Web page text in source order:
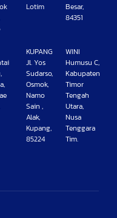
Lotim
Besar,
84351
KUPANG
Jl. Yos
Sudarso,
Osmok,
Namo
Sain ,
Alak,
Kupang,
85224
WINI
Humusu C,
Kabupaten
Timor
Tengah
Utara,
Nusa
Tenggara
Tim.